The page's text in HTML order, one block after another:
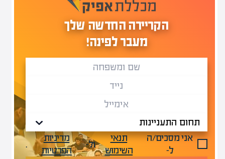
הקריירה החדשה שלך
מעבר לפינה!
אני מסכים/ה
ל-
תנאי
השימוש
ול-
מדיניות
הפרטיות
.